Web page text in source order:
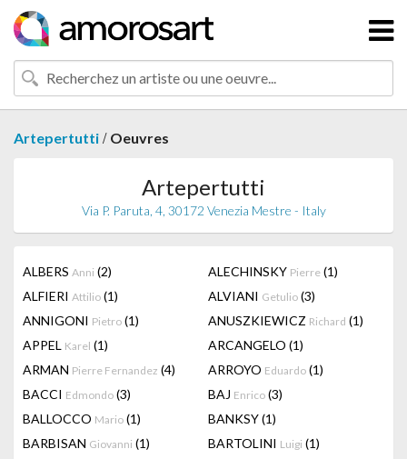
Artepertutti / Oeuvres
Artepertutti
Via P. Paruta, 4, 30172 Venezia Mestre - Italy
ALBERS Anni (2) ALECHINSKY Pierre (1)
ALFIERI Attilio (1) ALVIANI Getulio (3)
ANNIGONI Pietro (1) ANUSZKIEWICZ Richard (1)
APPEL Karel (1) ARCANGELO (1)
ARMAN Pierre Fernandez (4) ARROYO Eduardo (1)
BACCI Edmondo (3) BAJ Enrico (3)
BALLOCCO Mario (1) BANKSY(1)
BARBISAN Giovanni (1) BARTOLINI Luigi (1)